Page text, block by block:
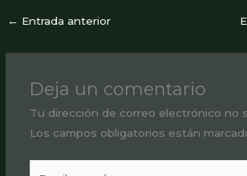
← Entrada anterior
Deja un comentario
Tu dirección de correo electrónico no
Los campos obligatorios están